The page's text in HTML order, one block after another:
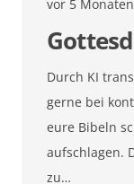
vor 5 Monaten
Durch KI
gerne bei
eure Bibeln
aufschlagen.
zu…